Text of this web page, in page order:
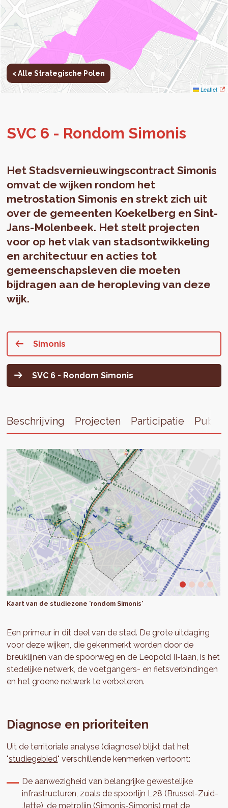
Leaflet
< Alle Strategische Polen
SVC 6 - Rond­om Si­mo­nis
Het Stadsvernieuwingscontract Simonis
omvat de wijken rondom het
metrostation Simonis en strekt zich uit
over de gemeenten Koekelberg en Sint-
Jans-Molenbeek. Het stelt projecten
voor op het vlak van stadsontwikkeling
en architectuur en acties tot
gemeenschapsleven die moeten
bijdragen aan de heropleving van deze
wijk.
Simonis
SVC 6 - Rondom Simonis
Beschrijving Projecten Participatie
Kaart van de studiezone 'rondom Simonis'
Een primeur in dit deel van de stad. De grote uitdaging
voor deze wijken, die gekenmerkt worden door de
breuklijnen van de spoorweg en de Leopold II-laan, is het
stedelijke netwerk, de voetgangers- en fietsverbindingen
en het groene netwerk te verbeteren.
Diagnose en prioriteiten
Uit de territoriale analyse (diagnose) blijkt dat het
"studiegebied" verschillende kenmerken vertoont:
De aanwezigheid van belangrijke gewestelijke
infrastructuren, zoals de spoorlijn L28 (Brussel-Zuid-
Jette), de metrolijn (Simonis-Simonis) met de